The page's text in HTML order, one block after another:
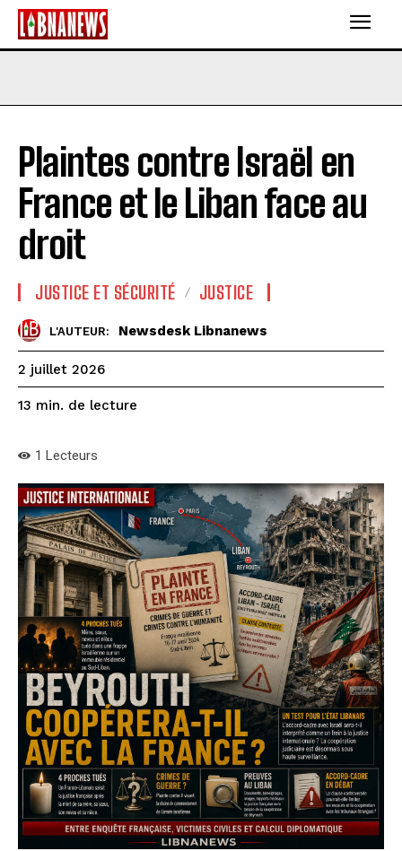
Plaintes contre Israël en
France et le Liban face au
droit
JUSTICE ET SÉCURITÉ JUSTICE
L'AUTEUR: Newsdesk Libnanews
2 juillet 2026
13 min. de lecture
1 Lecteurs